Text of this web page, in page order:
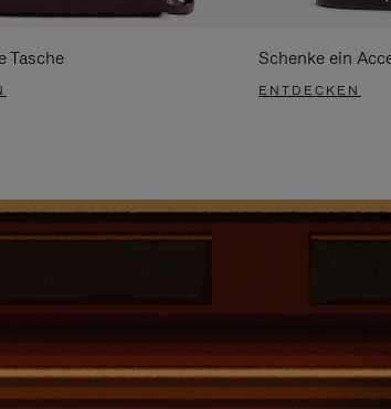
Tasche Schenke ein
ENTDECKEN